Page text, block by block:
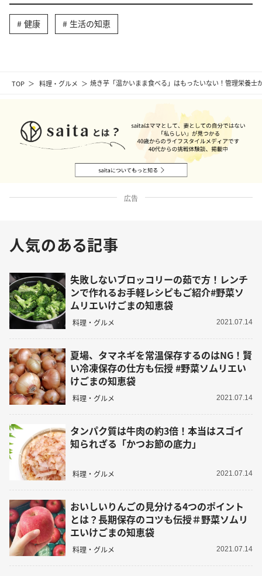
TOP 料理・グルメ 焼き芋「温かいまま食べる」はもったいない！管理栄養士
健康 生活の知恵
広告
人気のある記事
失敗しないブロッコリーの茹で方！レンチ
ンで作れるお手軽レシピもご紹介#野菜ソ
ムリエいけごまの知恵袋
料理・グルメ 2021.07.14
夏場、タマネギを常温保存するのはNG！賢
い冷凍保存の仕方も伝授 #野菜ソムリエい
けごまの知恵袋
料理・グルメ 2021.07.14
タンパク質は牛肉の約3倍！本当はスゴイ
知られざる「かつお節の底力」
料理・グルメ 2021.07.14
おいしいりんごの見分ける4つのポイント
とは？長期保存のコツも伝授＃野菜ソムリ
エいけごまの知恵袋
料理・グルメ 2021.07.14